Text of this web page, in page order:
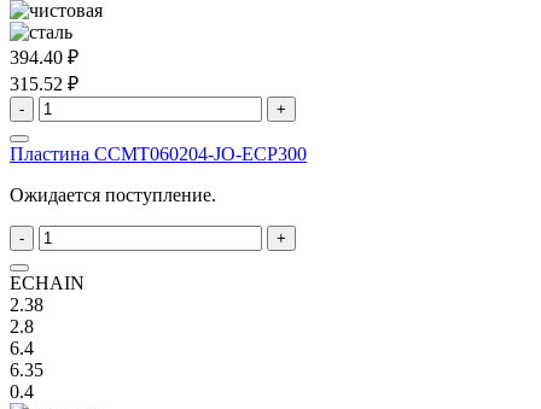
394.40 ₽
315.52 ₽
- +
Пластина ССMT060204-JO-ECP300
Ожидается поступление.
- +
ECHAIN
2.38
2.8
6.4
6.35
0.4